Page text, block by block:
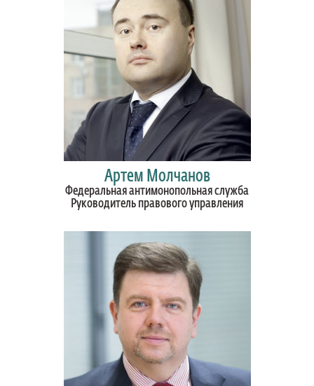
Артем Молчанов
Федеральная антимонопольная служба
Руководитель правового управления